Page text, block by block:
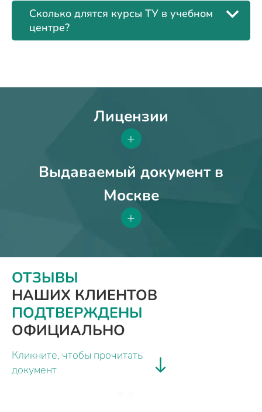
Сколько длятся курсы ТУ в учебном
центре?
Лицензии
+
Выдаваемый документ в
Москве
+
ОТЗЫВЫ
НАШИХ КЛИЕНТОВ
ПОДТВЕРЖДЕНЫ
ОФИЦИАЛЬНО
Кликните, чтобы прочитать
документ